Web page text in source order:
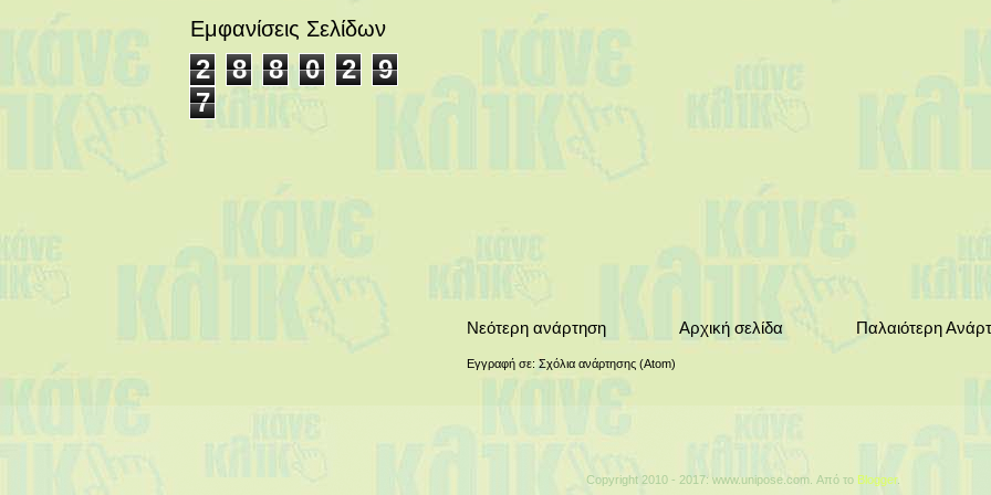
Νεότερη ανάρτηση Παλαιότερη
Αρχική σελίδα
Εγγραφή σε: Σχόλια ανάρτησης (Atom)
Εμφανίσεις Σελίδων
2 8 8 0 2
9
7
Copyright 2010 - 2017: www.unipose.com. Από το Blogger.